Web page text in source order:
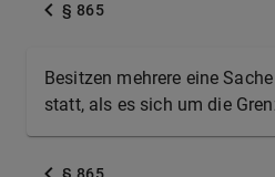
§ 865
Besitzen mehrere eine
statt, als es sich um die